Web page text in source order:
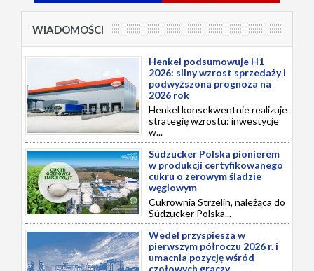
WIADOMOŚCI
Henkel podsumowuje H1
2026: silny wzrost sprzedaży i
podwyższona prognoza na
2026 rok
Henkel konsekwentnie realizuje
strategię wzrostu: inwestycje
w...
Südzucker Polska pionierem
w produkcji certyfikowanego
cukru o zerowym śladzie
węglowym
Cukrownia Strzelin, należąca do
Südzucker Polska...
Wedel przyspiesza w
pierwszym półroczu 2026 r. i
umacnia pozycję wśród
czołowych graczy